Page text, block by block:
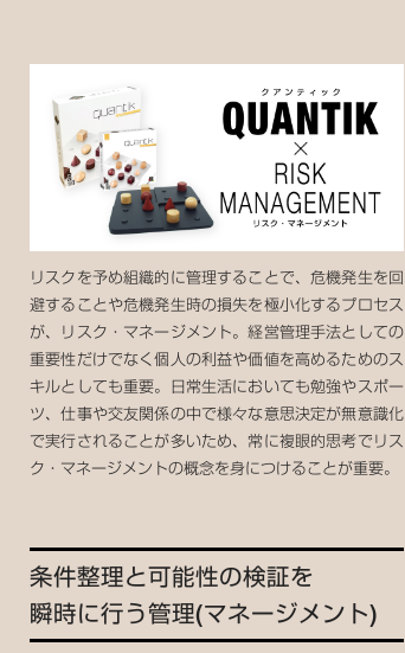
リスクを予め組織的に管理することで、危機発生を回
避することや危機発生時の損失を極小化するプロセス
が、リスク・マネージメント。経営管理手法としての
重要性だけでなく個人の利益や価値を高めるためのス
キルとしても重要。日常生活においても勉強やスポー
ツ、仕事や交友関係の中で様々な意思決定が無意識化
で実行されることが多いため、常に複眼的思考でリス
ク・マネージメントの概念を身につけることが重要。
条件整理と可能性の検証を
瞬時に行う管理(マネージメント)